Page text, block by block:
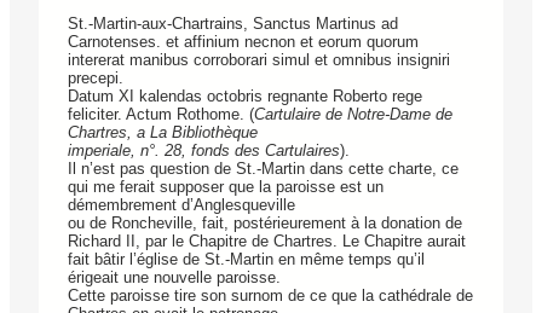
St.-Martin-aux-Chartrains, Sanctus Martinus ad
Carnotenses. et affinium necnon et eorum quorum
intererat manibus corroborari simul et omnibus insigniri
precepi.
Datum XI kalendas octobris regnante Roberto rege
feliciter. Actum Rothome. (Cartulaire de Notre-Dame de
Chartres, a La Bibliothèque
imperiale, n°. 28, fonds des Cartulaires).
Il n’est pas question de St.-Martin dans cette charte, ce
qui me ferait supposer que la paroisse est un
démembrement d’Anglesqueville
ou de Roncheville, fait, postérieurement à la donation de
Richard II, par le Chapitre de Chartres. Le Chapitre aurait
fait bâtir l’église de St.-Martin en même temps qu’il
érigeait une nouvelle paroisse.
Cette paroisse tire son surnom de ce que la cathédrale de